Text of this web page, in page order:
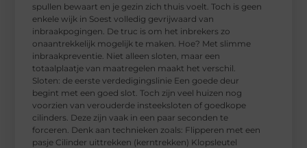
spullen bewaart en je gezin zich thuis voelt. Toch is geen
enkele wijk in Soest volledig gevrijwaard van
inbraakpogingen. De truc is om het inbrekers zo
onaantrekkelijk mogelijk te maken. Hoe? Met slimme
inbraakpreventie. Niet alleen sloten, maar een
totaalplaatje van maatregelen maakt het verschil.
Sloten: de eerste verdedigingslinie Een goede deur
begint met een goed slot. Toch zijn veel huizen nog
voorzien van verouderde insteeksloten of goedkope
cilinders. Deze zijn vaak in een paar seconden te
forceren. Denk aan technieken zoals: Flipperen met een
pasje Cilinder uittrekken (kerntrekken) Klopsleutel